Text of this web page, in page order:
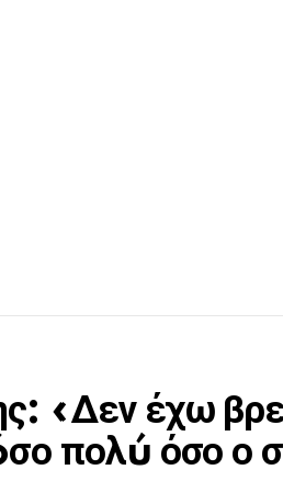
«Δεν έχω
πολú όσο ο